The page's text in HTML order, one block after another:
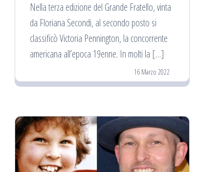
Nella terza edizione del Grande Fratello, vinta
da Floriana Secondi, al secondo posto si
classificò Victoria Pennington, la concorrente
americana all’epoca 19enne. In molti la […]
16 Marzo 2022